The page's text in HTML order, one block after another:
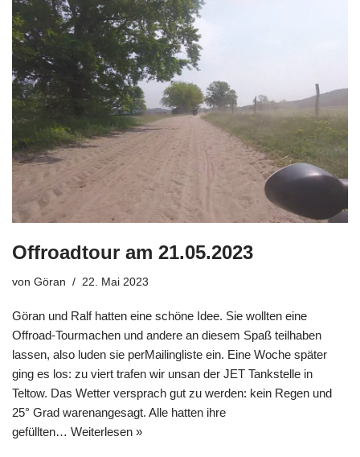
Offroadtour am 21.05.2023
von Göran 22. Mai 2023
Göran und Ralf hatten eine schöne Idee. Sie wollten eine
Offroad-Tourmachen und andere an diesem Spaß teilhaben
lassen, also luden sie perMailingliste ein. Eine Woche später
ging es los: zu viert trafen wir unsan der JET Tankstelle in
Teltow. Das Wetter versprach gut zu werden: kein Regen und
25° Grad warenangesagt. Alle hatten ihre
gefüllten… Weiterlesen »